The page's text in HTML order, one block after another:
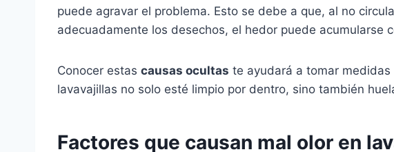
puede agravar el problema. Esto se debe a que, al no
adecuadamente los desechos, el hedor puede acumularse
Conocer estas causas ocultas te ayudará a tomar
lavavajillas no solo esté limpio por dentro, sino también
Factores que causan mal olor en